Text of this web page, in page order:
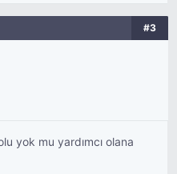
#3
yok mu yardımcı olana